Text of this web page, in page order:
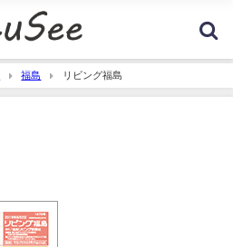
福島 リビング福島